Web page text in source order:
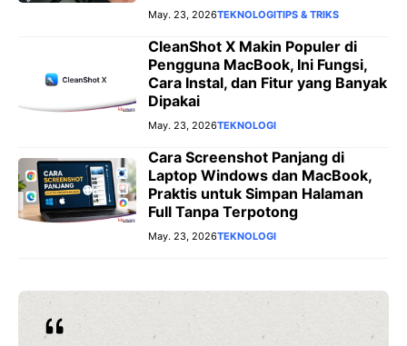
May. 23, 2026TEKNOLOGITIPS & TRIKS
CleanShot X Makin Populer di
Pengguna MacBook, Ini Fungsi,
Cara Instal, dan Fitur yang Banyak
Dipakai
May. 23, 2026TEKNOLOGI
Cara Screenshot Panjang di
Laptop Windows dan MacBook,
Praktis untuk Simpan Halaman
Full Tanpa Terpotong
May. 23, 2026TEKNOLOGI